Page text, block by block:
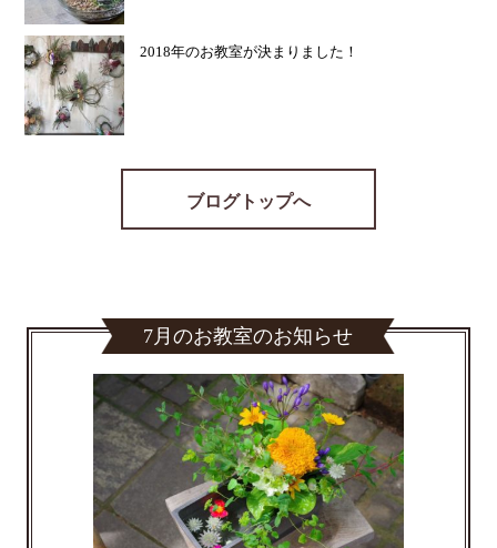
2018年のお教室が決まりました！
ブログトップへ
7月のお教室のお知らせ